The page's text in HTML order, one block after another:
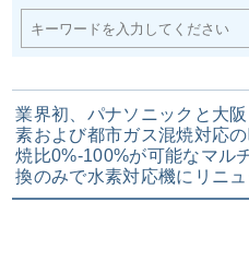
サステナビリティ
業界初、パナソニックと大
素および都市ガス混焼対応
焼比0%-100%が可能なマル
換のみで水素対応機にリニ